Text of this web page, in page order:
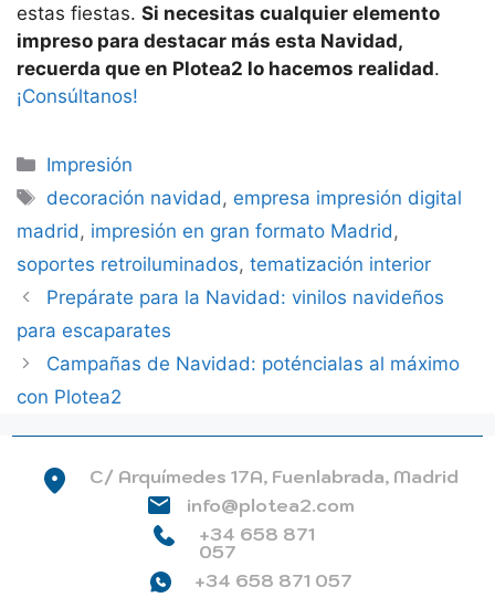
estas fiestas. Si necesitas cualquier elemento
impreso para destacar más esta Navidad,
recuerda que en Plotea2 lo hacemos realidad.
¡Consúltanos!
Categorías
Impresión
Etiquetas
decoración navidad , empresa impresión digital
madrid , impresión en gran formato Madrid ,
soportes retroiluminados, tematización interior
Prepárate para la Navidad: vinilos navideños
para escaparates
Campañas de Navidad: poténcialas al máximo
con Plotea2
C/ Arquímedes 17A, Fuenlabrada, Madrid
info@plotea2.com
+34 658 871
057
+34 658 871 057